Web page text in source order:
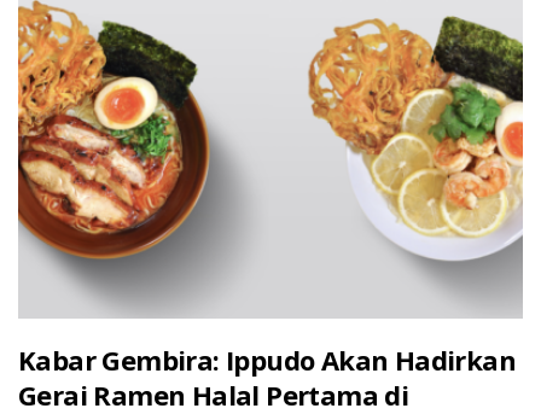
Kabar Gembira: Ippudo Akan Hadirkan
Gerai Ramen Halal Pertama di